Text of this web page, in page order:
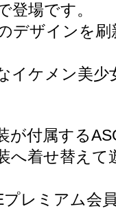
登場です。
デザインを
イケメン美
が付属する
へ着せ替え
プレミアム会